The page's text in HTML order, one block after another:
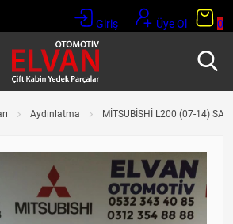
Giriş Üye Ol 0
Aydınlatma MİTSUBİSHİ L200 (07-14) SAĞ